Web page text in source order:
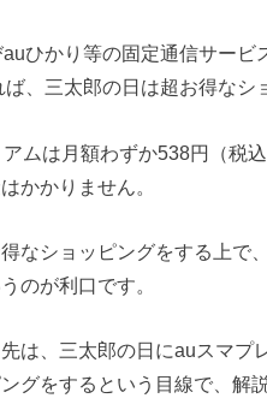
ひかり等の固定通信サービ
、三太郎の日は超お得なシ
ムは月額わずか538円（税
かかりません。
なショッピングをする上で
のが利口です。
は、三太郎の日にauスマ
グをするという目線で、解